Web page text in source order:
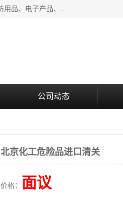
上海青禾贸易有限公司成立于2020年，注册地位于上海市宝山区。经营范围包括：机械设备、五金制品、劳防用品、电子产品、塑胶制品、家具、模具、纺织品、仪器仪表、建筑材料、装饰材料、化工产品、金属制品、机车配件等货物进出口报关、清关服务。
公司动态
北京化工危险品进口清关
价格： 面议